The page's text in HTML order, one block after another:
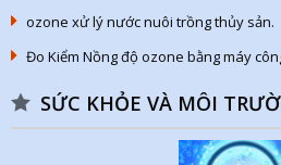
ozone xử lý nước nuôi trồng thủy sản.
Đo Kiểm Nồng độ ozone bằng máy
SỨC KHỎE VÀ MÔI